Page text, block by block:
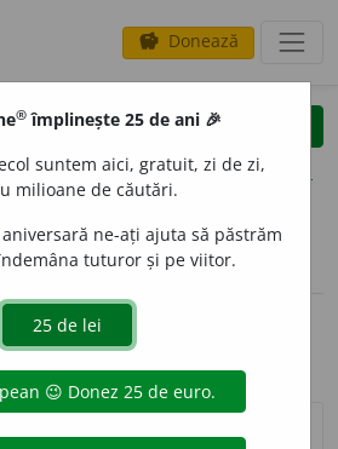
savings Donează
clear
opțiuni
volume_up (1)
® împlinește 25 de ani 🎉
suntem aici, gratuit, zi de zi,
milioane de căutări.
ne-ați ajuta să păstrăm
tuturor și pe viitor.